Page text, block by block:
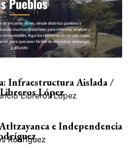
Infraestructura Aislada /
López
Libreros López
e Independencia
Rodríguez